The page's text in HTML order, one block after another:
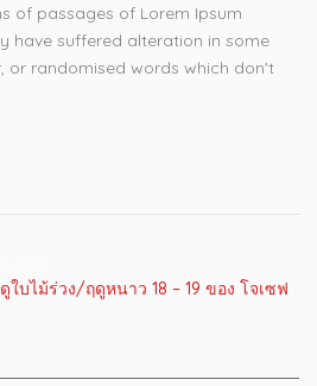
of passages of Lorem Ipsum
have suffered alteration in some
or randomised words which don't
ใบไม้ร่วง/ฤดูหนาว 18 – 19 ของ โจเซฟ